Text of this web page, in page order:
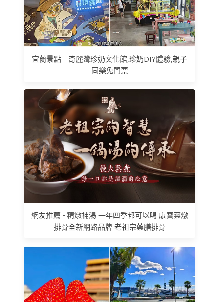
宜蘭景點｜奇麗灣珍奶文化館,珍奶DIY體驗,親子
同樂免門票
網友推薦 • 精燉補湯 一年四季都可以喝 康寶藥燉
排骨全新網路品牌 老祖宗藥膳排骨